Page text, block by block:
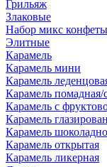
Грильяж
Злаковые
Набор микс конфеты
Элитные
Карамель
Карамель мини
Карамель
Карамель
Карамель с
Карамель
Карамель
Карамель открытая
Карамель ликерная